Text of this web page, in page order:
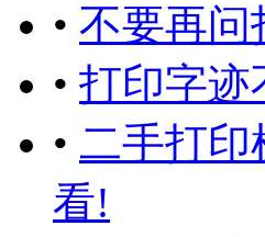
• 不要再问
• 打印字迹
• 二手打印
看!